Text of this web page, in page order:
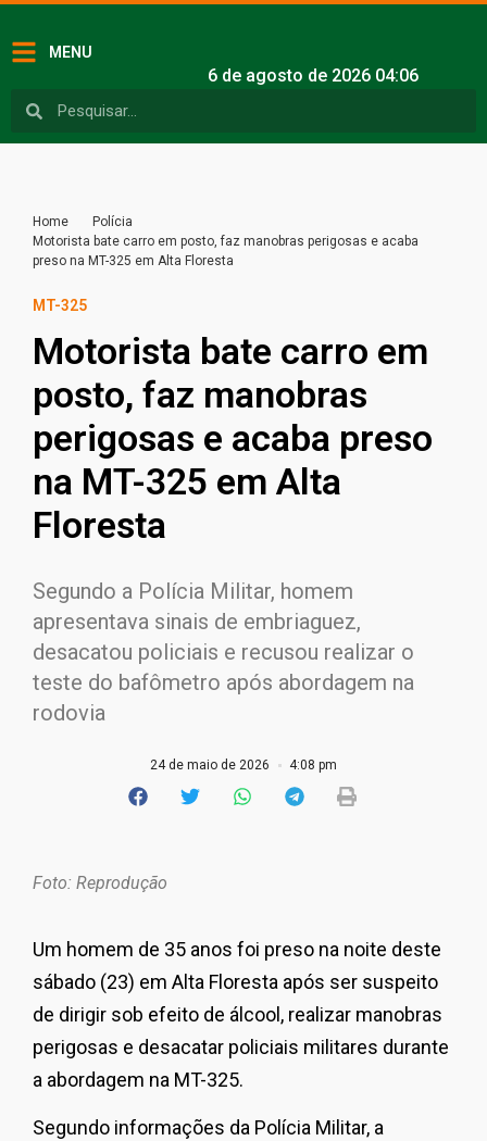
MENU
6 de agosto de 2026 04:06
Home
Polícia
Motorista bate carro em posto, faz manobras perigosas e acaba
preso na MT-325 em Alta Floresta
MT-325
Motorista bate carro em
posto, faz manobras
perigosas e acaba preso
na MT-325 em Alta
Floresta
Segundo a Polícia Militar, homem
apresentava sinais de embriaguez,
desacatou policiais e recusou realizar o
teste do bafômetro após abordagem na
rodovia
24 de maio de 2026 4:08 pm
Foto: Reprodução
Um homem de 35 anos foi preso na noite deste
sábado (23) em Alta Floresta após ser suspeito
de dirigir sob efeito de álcool, realizar manobras
perigosas e desacatar policiais militares durante
a abordagem na MT-325.
Segundo informações da Polícia Militar, a